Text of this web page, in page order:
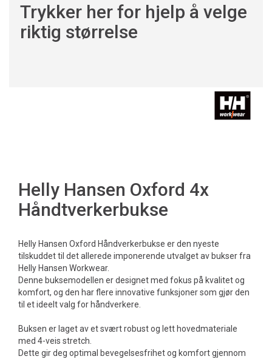
Trykker her for hjelp å velge
riktig størrelse
Helly Hansen Oxford 4x
Håndtverkerbukse
Helly Hansen Oxford Håndverkerbukse er den nyeste
tilskuddet til det allerede imponerende utvalget av bukser fra
Helly Hansen Workwear.
Denne buksemodellen er designet med fokus på kvalitet og
komfort, og den har flere innovative funksjoner som gjør den
til et ideelt valg for håndverkere.
Buksen er laget av et svært robust og lett hovedmateriale
med 4-veis stretch.
Dette gir deg optimal bevegelsesfrihet og komfort gjennom